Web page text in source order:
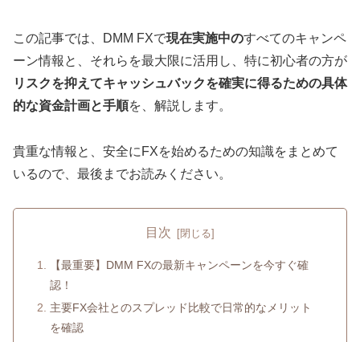
この記事では、DMM FXで現在実施中のすべてのキャンペ
ーン情報と、それらを最大限に活用し、特に初心者の方が
リスクを抑えてキャッシュバックを確実に得るための具体
的な資金計画と手順を、解説します。
貴重な情報と、安全にFXを始めるための知識をまとめて
いるので、最後までお読みください。
目次
【最重要】DMM FXの最新キャンペーンを今すぐ確
認！
主要FX会社とのスプレッド比較で日常的なメリット
を確認